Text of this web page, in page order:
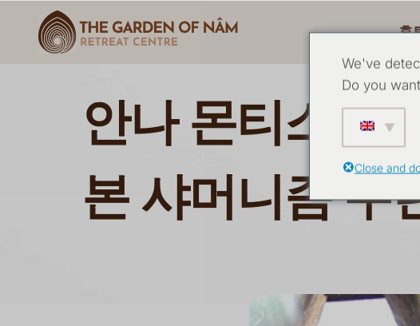
후
안나 몬티스와
본 샤머니즘 수
We've
Do you
Close and